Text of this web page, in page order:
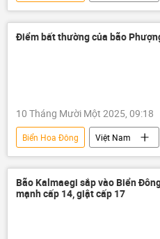
Mưa bão, lũ lụt lịch sử, thiên tai
thiên tai
xả lũ
lũ
Điểm bất thường của bão
10 Tháng Mười Một 2025, 09:18
Biển Hoa Đông
Việt Nam
Mưa bão, lũ lụt lịch sử, thiên tai
thiên tai
lũ lụt
Bão Kalmaegi sắp vào Biển
mạnh cấp 14, giật cấp 17